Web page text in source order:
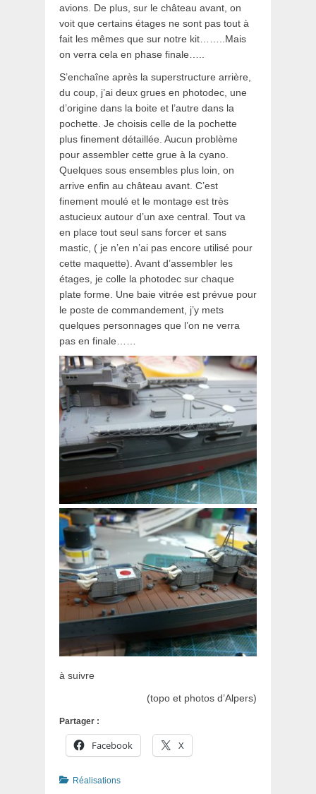
avions. De plus, sur le château avant, on
voit que certains étages ne sont pas tout à
fait les mêmes que sur notre kit……..Mais
on verra cela en phase finale…..
S’enchaîne après la superstructure arrière,
du coup, j’ai deux grues en photodec, une
d’origine dans la boite et l’autre dans la
pochette. Je choisis celle de la pochette
plus finement détaillée. Aucun problème
pour assembler cette grue à la cyano.
Quelques sous ensembles plus loin, on
arrive enfin au château avant. C’est
finement moulé et le montage est très
astucieux autour d’un axe central. Tout va
en place tout seul sans forcer et sans
mastic, ( je n’en n’ai pas encore utilisé pour
cette maquette). Avant d’assembler les
étages, je colle la photodec sur chaque
plate forme. Une baie vitrée est prévue pour
le poste de commandement, j’y mets
quelques personnages que l’on ne verra
pas en finale……
à suivre
(topo et photos d’Alpers)
Partager :
Facebook X
Catégories
Réalisations